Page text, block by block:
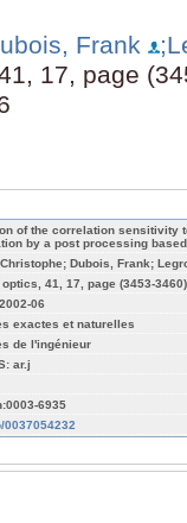
Frank
17, page
of the correlation sensitivity
by a post processing
Dubois, Frank;
41, 17, page (3453-3460)
06
exactes et naturelles
de l'ingénieur
ar.j
6935
0037054232